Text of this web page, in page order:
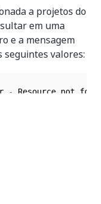
a projetos do
em uma
e a mensagem
valores:
-
Resource not